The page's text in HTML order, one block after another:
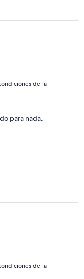
de la
para nada.
de la